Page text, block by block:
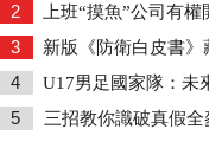
2 上班“摸魚”公司有權
3 新版《防衛白皮書》
4 U17男足國家隊：未
5 三招教你識破真假全